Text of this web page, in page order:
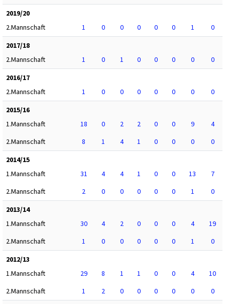
2019/20
2.Mannschaft
1 0 0 0 0 0 1
0
2017/18
2.Mannschaft
1 0 1 0 0 0 0
0
2016/17
2.Mannschaft
1 0 0 0 0 0 0
0
2015/16
1.Mannschaft
18 0 2 2 0 0 9
4
2.Mannschaft
8 1 4 1 0 0 0
0
2014/15
1.Mannschaft
31 4 4 1 0 0 13
7
2.Mannschaft
2 0 0 0 0 0 1
0
2013/14
1.Mannschaft
30 4 2 0 0 0 4
19
2.Mannschaft
1 0 0 0 0 0 1
0
2012/13
1.Mannschaft
29 8 1 1 0 0 4
10
2.Mannschaft
1 2 0 0 0 0 0
0